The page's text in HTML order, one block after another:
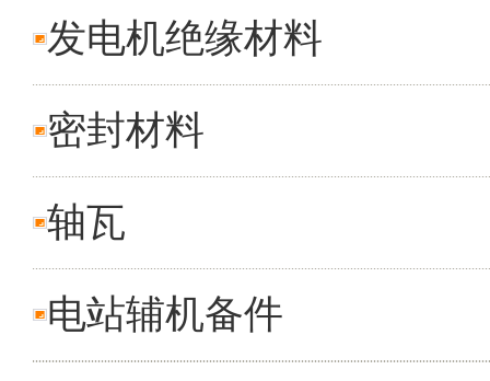
发电机绝缘材料
密封材料
轴瓦
电站辅机备件